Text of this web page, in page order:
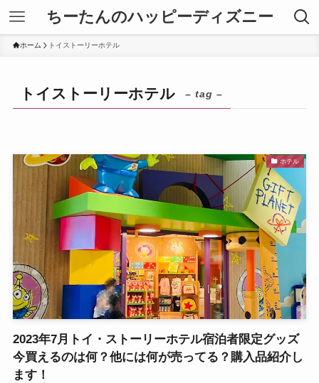
ちーたんのハッピーディズニー
ホーム トイストーリーホテル
トイストーリーホテル – tag –
ホテル
2023年7月トイ・ストーリーホテル宿泊者限定グッズ
今買えるのは何？他には何が売ってる？購入品紹介し
ます！